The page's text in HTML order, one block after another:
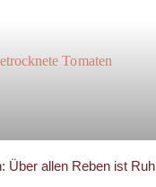
Über allen Reben ist Ruh